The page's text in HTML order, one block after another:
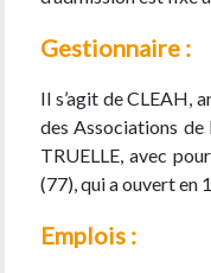
Gestionnaire :
Il s’agit de CLEAH,
des Associations de
TRUELLE, avec
(77), qui a ouvert en
Emplois :